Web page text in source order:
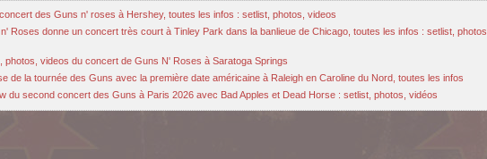
des Guns n' roses à Hershey, toutes les infos : setlist, photos, videos
Roses donne un concert très court à Tinley Park dans la banlieue de Chicago, toutes les infos : setlist, photos,
photos, videos du concert de Guns N' Roses à Saratoga Springs
de la tournée des Guns avec la première date américaine à Raleigh en Caroline du Nord, toutes les infos
du second concert des Guns à Paris 2026 avec Bad Apples et Dead Horse : setlist, photos, vidéos